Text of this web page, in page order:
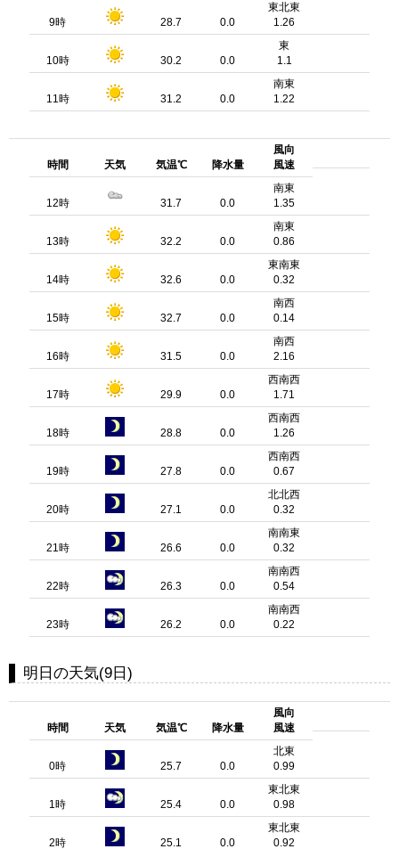
9時 28.7 0.0
東北東
1.26
10時 30.2 0.0
東
1.1
11時 31.2 0.0
南東
1.22
時間 天気 気温℃ 降水量
風向
風速
12時 31.7 0.0
南東
1.35
13時 32.2 0.0
南東
0.86
14時 32.6 0.0
東南東
0.32
15時 32.7 0.0
南西
0.14
16時 31.5 0.0
南西
2.16
17時 29.9 0.0
西南西
1.71
18時 28.8 0.0
西南西
1.26
19時 27.8 0.0
西南西
0.67
20時 27.1 0.0
北北西
0.32
21時 26.6 0.0
南南東
0.32
22時 26.3 0.0
南南西
0.54
23時 26.2 0.0
南南西
0.22
明日の天気(9日)
時間 天気 気温℃ 降水量
風向
風速
0時 25.7 0.0
北東
0.99
1時 25.4 0.0
東北東
0.98
2時 25.1 0.0
東北東
0.92